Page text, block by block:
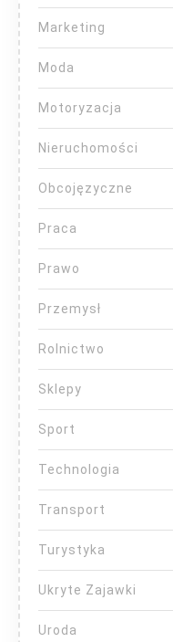
Marketing
Moda
Motoryzacja
Nieruchomości
Obcojęzyczne
Praca
Prawo
Przemysł
Rolnictwo
Sklepy
Sport
Technologia
Transport
Turystyka
Ukryte Zajawki
Uroda